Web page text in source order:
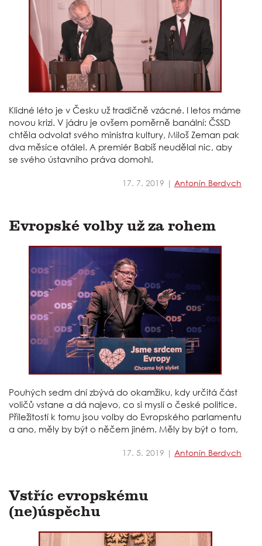
Klidné léto je v Česku už tradičně vzácné. I letos máme
novou krizi. V jádru je ovšem poměrně banální: ČSSD
chtěla odvolat svého ministra kultury, Miloš Zeman pak
dva měsíce otálel. A premiér Babiš neudělal nic, aby
se svého ústavního práva domohl.
17. 7. 2019 | Antonín Berdych
Evropské volby už za rohem
Pouhých sedm dní zbývá do okamžiku, kdy určitá část
voličů vstane a dá najevo, co si myslí o české politice.
Příležitostí k tomu jsou volby do Evropského parlamentu
a ano, měly by být o něčem jiném. Měly by být o tom,
17. 5. 2019 | Antonín Berdych
Vstříc evropskému
(ne)úspěchu